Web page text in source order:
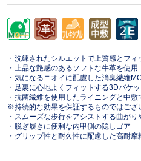
・洗練されたシルエットで上質感とフ
・上品な艶感のあるソフトな牛革を使用
・気になるニオイに配慮した消臭繊維
・足裏に心地よくフィットする3Dバケ
・抗菌繊維を使用したライニングと中
※持続的な効果を保証するものではござ
・スムーズな歩行をアシストする曲が
・脱ぎ履きに便利な内甲側の隠しゴア
・グリップ性と耐久性に配慮した高耐